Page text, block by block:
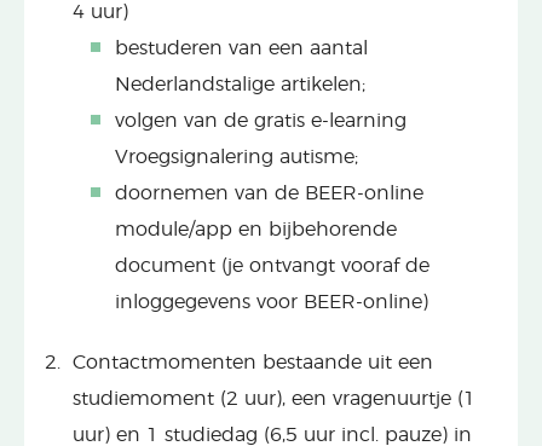
4 uur)
bestuderen van een aantal
Nederlandstalige artikelen;
volgen van de gratis e-learning
Vroegsignalering autisme;
doornemen van de BEER-online
module/app en bijbehorende
document (je ontvangt vooraf de
inloggegevens voor BEER-online)
Contactmomenten bestaande uit een
studiemoment (2 uur), een vragenuurtje (1
uur) en 1 studiedag (6,5 uur incl. pauze) in